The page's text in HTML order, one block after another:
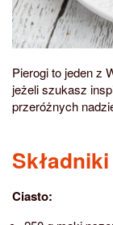
Pierogi to jeden z
jeżeli szukasz
przeróżnych
Składniki
Ciasto: